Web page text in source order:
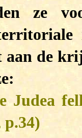
ze
aan de
Judea
p.34)